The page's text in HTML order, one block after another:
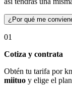
¿Por qué me
01
Cotiza y contrata
Obtén tu tarifa por
miituo y elige el